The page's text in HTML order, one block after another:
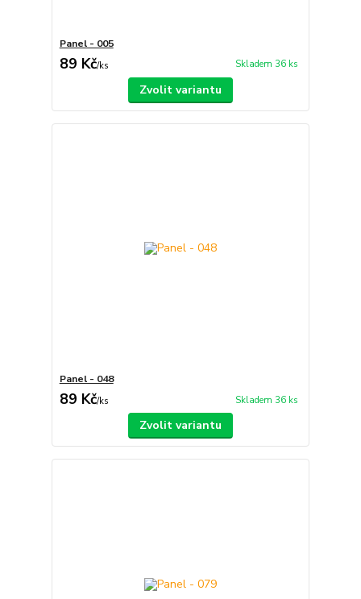
Panel - 005
89 Kč/ks Skladem 36 ks
Zvolit variantu
Panel - 048
89 Kč/ks Skladem 36 ks
Zvolit variantu